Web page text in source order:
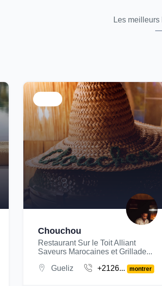
Les
Chouchou
Restaurant Sur le Toit Alliant
Saveurs Marocaines et Grillade...
Gueliz
+2126... montrer